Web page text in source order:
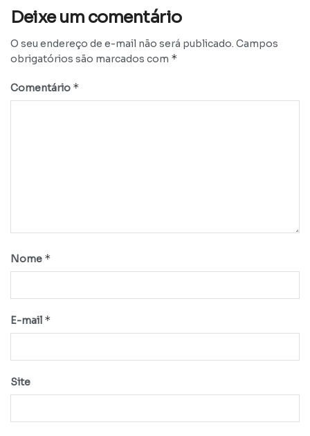
Deixe um comentário
O seu endereço de e-mail não será publicado. Campos
obrigatórios são marcados com *
Comentário *
Nome *
E-mail *
Site